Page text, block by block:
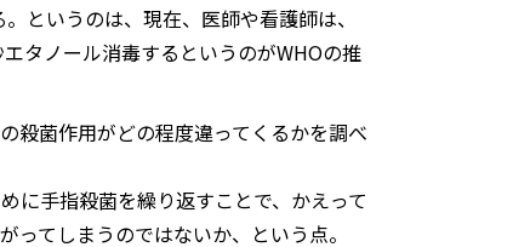
というのは、現在、医師や看護師は、
タノール消毒するというのがWHOの推
殺菌作用がどの程度違ってくるかを調べ
に手指殺菌を繰り返すことで、かえって
てしまうのではないか、という点。